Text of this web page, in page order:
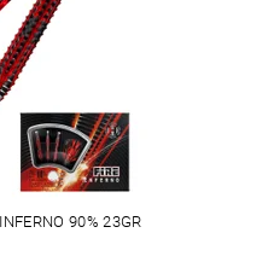
90% 23GR